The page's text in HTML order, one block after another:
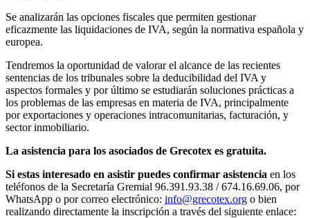
Se analizarán las opciones fiscales que permiten gestionar
eficazmente las liquidaciones de IVA, según la normativa española y
europea.
Tendremos la oportunidad de valorar el alcance de las recientes
sentencias de los tribunales sobre la deducibilidad del IVA y
aspectos formales y por último se estudiarán soluciones prácticas a
los problemas de las empresas en materia de IVA, principalmente
por exportaciones y operaciones intracomunitarias, facturación, y
sector inmobiliario.
La asistencia para los asociados de Grecotex es gratuita.
Si estas interesado en asistir puedes confirmar asistencia en los
teléfonos de la Secretaría Gremial 96.391.93.38 / 674.16.69.06, por
WhatsApp o por correo electrónico: info@grecotex.org o bien
realizando directamente la inscripción a través del siguiente enlace: